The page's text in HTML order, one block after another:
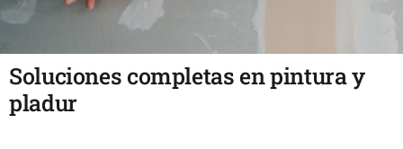
Soluciones completas en pintura y
pladur